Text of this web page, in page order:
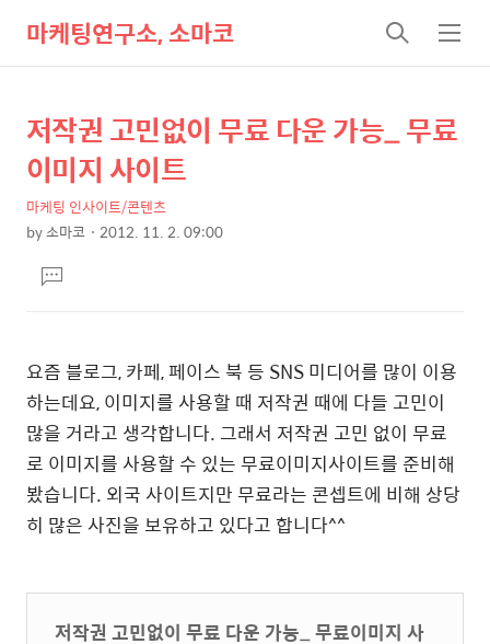
마케팅연구소, 소마코
검
색
메
뉴
상
세
텐
본
제
목
저작권 고민없이 무료 다운 가능_ 무료
이미지 사이트
마케팅 인사이트/콘텐츠
by소마코 2012. 11. 2. 09:00
문댓
글
요즘 블로그, 카페, 페이스 북 등 SNS 미디어를 많이 이용
하는데요, 이미지를 사용할 때 저작권 때에 다들 고민이
많을 거라고 생각합니다. 그래서 저작권 고민 없이 무료
로 이미지를 사용할 수 있는 무료이미지사이트를 준비해
봤습니다. 외국 사이트지만 무료라는 콘셉트에 비해 상당
히 많은 사진을 보유하고 있다고 합니다^^
저작권 고민없이 무료 다운 가능_ 무료이미지 사